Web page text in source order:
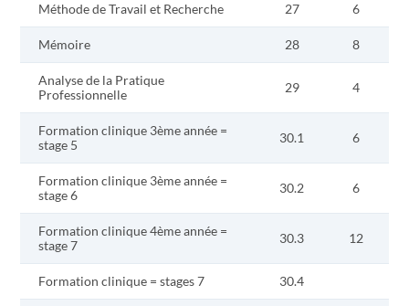
Méthode de Travail et Recherche 27 6
Mémoire 28 8
Analyse de la Pratique
Professionnelle
29 4
Formation clinique 3ème année =
stage 5
30.1 6
Formation clinique 3ème année =
stage 6
30.2 6
Formation clinique 4ème année =
stage 7
30.3 12
Formation clinique = stages 7 30.4